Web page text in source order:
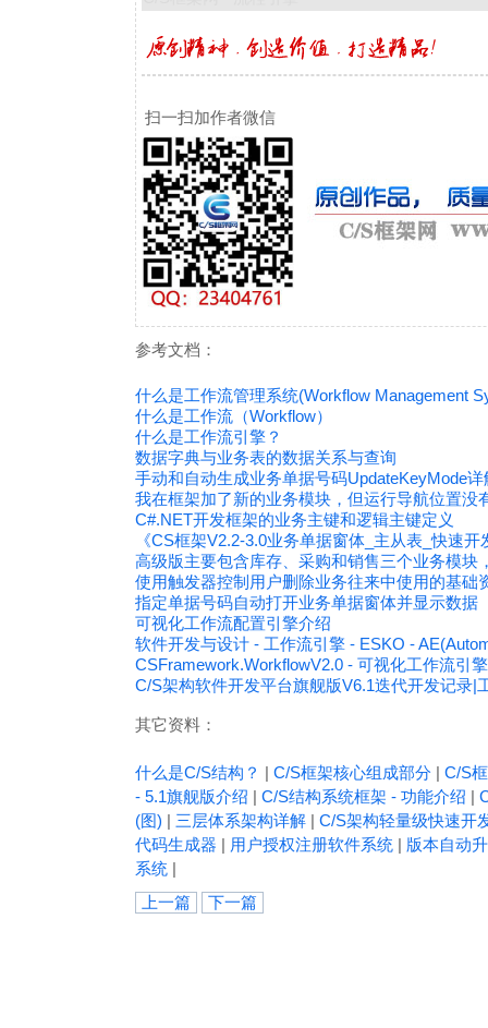
扫一扫加作者微信
参考文档：
什么是工作流管理系统(Workflow Management
什么是工作流（Workflow）
什么是工作流引擎？
数据字典与业务表的数据关系与查询
手动和自动生成业务单据号码UpdateKeyMode详
我在框架加了新的业务模块，但运行导航位置没
C#.NET开发框架的业务主键和逻辑主键定义
《CS框架V2.2-3.0业务单据窗体_主从表_快速开
高级版主要包含库存、采购和销售三个业务模块
使用触发器控制用户删除业务往来中使用的基础
指定单据号码自动打开业务单据窗体并显示数据
可视化工作流配置引擎介绍
软件开发与设计 - 工作流引擎 - ESKO -
CSFramework.WorkflowV2.0 - 可视化工作流引
C/S架构软件开发平台旗舰版V6.1迭代开发记录|
其它资料：
什么是C/S结构？ | C/S框架核心组成部分 | C/S
- 5.1旗舰版介绍 | C/S结构系统框架 - 功能介绍 |
(图) | 三层体系架构详解 | C/S架构轻量级快速开
代码生成器 | 用户授权注册软件系统 | 版本自动
系统 |
上一篇
下一篇